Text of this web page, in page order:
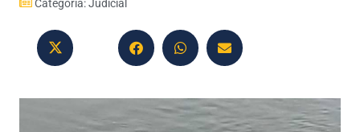
Categoría:Judicial